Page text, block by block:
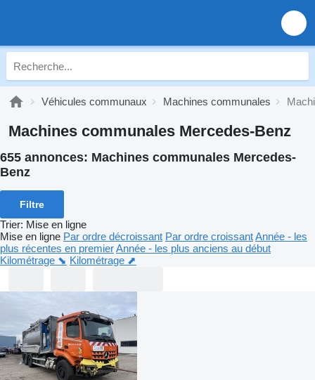
Véhicules communaux Machines communales
Machines communales Mercedes-Benz
655 annonces: Machines communales Mercedes-
Benz
Filtre
Trier: Mise en ligne
Mise en ligne Par ordre décroissant Par ordre croissantAnnée - les
plus récentes en premierAnnée - les plus anciens au début
Kilométrage ⬊ Kilométrage ⬈